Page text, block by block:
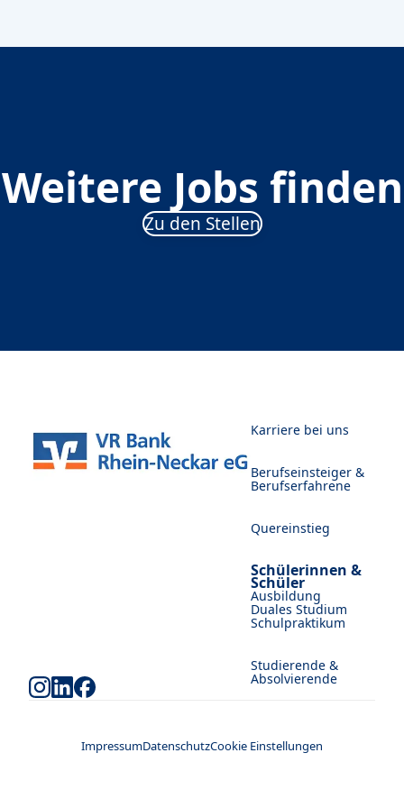
Weitere Jobs finden
Zu den Stellen
Karriere bei uns
Berufseinsteiger &
Berufserfahrene
Quereinstieg
Schülerinnen &
Schüler
Ausbildung
Duales Studium
Schulpraktikum
Studierende &
Absolvierende
ImpressumDatenschutzCookie Einstellungen